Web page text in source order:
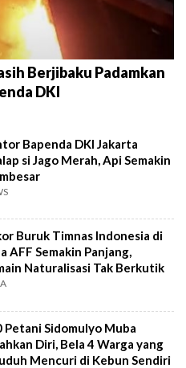
Berjibaku Padamkan
DKI
Bapenda DKI Jakarta
si Jago Merah, Api Semakin
Buruk Timnas Indonesia di
AFF Semakin Panjang,
Naturalisasi Tak Berkutik
Petani Sidomulyo Muba
Diri, Bela 4 Warga yang
Mencuri di Kebun Sendiri